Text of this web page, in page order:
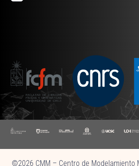
©2026 CMM – Centro de Modelamiento